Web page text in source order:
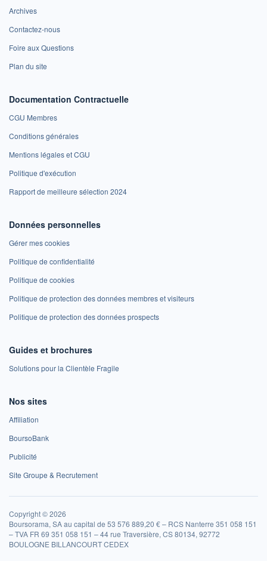
Archives
Contactez-nous
Foire aux Questions
Plan du site
Documentation Contractuelle
CGU Membres
Conditions générales
Mentions légales et CGU
Politique d'exécution
Rapport de meilleure sélection 2024
Données personnelles
Gérer mes cookies
Politique de confidentialité
Politique de cookies
Politique de protection des données membres et visiteurs
Politique de protection des données prospects
Guides et brochures
Solutions pour la Clientèle Fragile
Nos sites
Affiliation
BoursoBank
Publicité
Site Groupe & Recrutement
Copyright © 2026
Boursorama, SA au capital de 53 576 889,20 € – RCS Nanterre 351 058 151
– TVA FR 69 351 058 151 – 44 rue Traversière, CS 80134, 92772
BOULOGNE BILLANCOURT CEDEX